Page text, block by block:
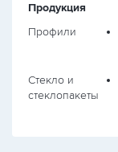
Продукция
Профили
Стекло и
стеклопакеты